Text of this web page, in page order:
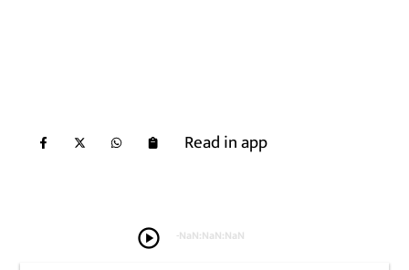
Read in app
play_circle -NaN:NaN:NaN